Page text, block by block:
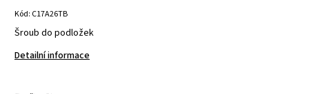
Kód: C17A26TB
Šroub do podložek
Detailní informace